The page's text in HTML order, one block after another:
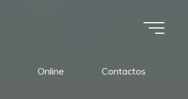
Online Contactos